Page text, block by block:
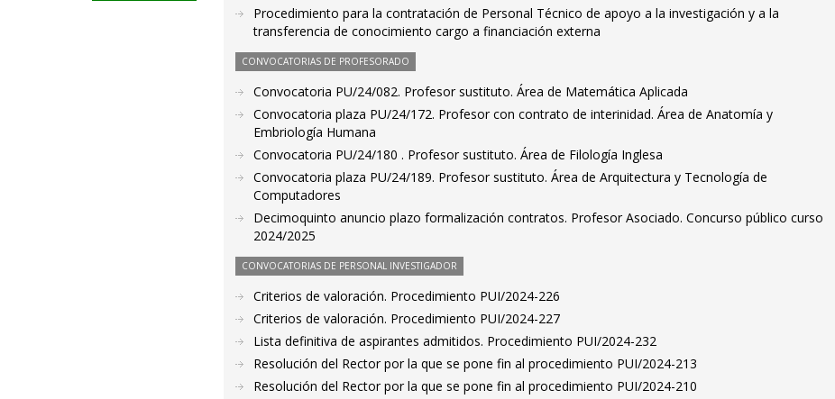
Procedimiento para la contratación de Personal Técnico de apoyo a la investigación y a la
transferencia de conocimiento cargo a financiación externa
CONVOCATORIAS DE PROFESORADO
Convocatoria PU/24/082. Profesor sustituto. Área de Matemática Aplicada
Convocatoria plaza PU/24/172. Profesor con contrato de interinidad. Área de Anatomía y
Embriología Humana
Convocatoria PU/24/180 . Profesor sustituto. Área de Filología Inglesa
Convocatoria plaza PU/24/189. Profesor sustituto. Área de Arquitectura y Tecnología de
Computadores
Decimoquinto anuncio plazo formalización contratos. Profesor Asociado. Concurso público curso
2024/2025
CONVOCATORIAS DE PERSONAL INVESTIGADOR
Criterios de valoración. Procedimiento PUI/2024-226
Criterios de valoración. Procedimiento PUI/2024-227
Lista definitiva de aspirantes admitidos. Procedimiento PUI/2024-232
Resolución del Rector por la que se pone fin al procedimiento PUI/2024-213
Resolución del Rector por la que se pone fin al procedimiento PUI/2024-210